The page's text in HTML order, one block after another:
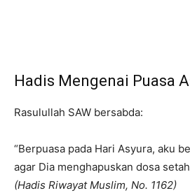
Hadis Mengenai Puasa
Rasulullah SAW bersabda:
“Berpuasa pada Hari Asyura, aku
agar Dia menghapuskan dosa
(Hadis Riwayat Muslim, No. 1162)